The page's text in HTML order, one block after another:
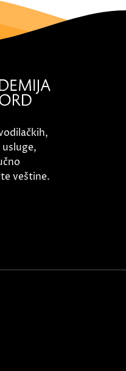
veštine.